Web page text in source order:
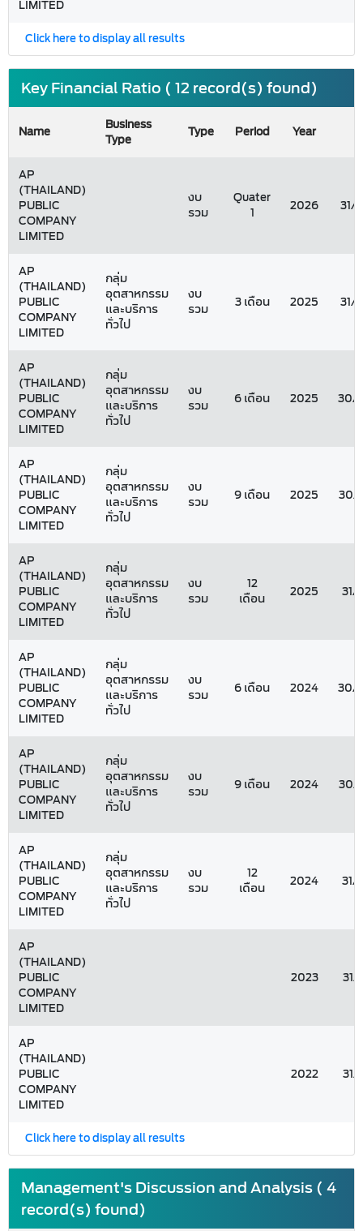
LIMITED
Click here to display all results
Key Financial Ratio ( 12 record(s) found)
Name
Business
Type
Type Period Year
AP
(THAILAND)
PUBLIC
COMPANY
LIMITED
งบ
รวม
Quater
1
2026 31/
AP
(THAILAND)
PUBLIC
COMPANY
LIMITED
กลุ่ม
อุตสาหกรรม
และบริการ
ทั่วไป
งบ
รวม
3 เดือน 2025 31/
AP
(THAILAND)
PUBLIC
COMPANY
LIMITED
กลุ่ม
อุตสาหกรรม
และบริการ
ทั่วไป
งบ
รวม
6 เดือน 2025 30/
AP
(THAILAND)
PUBLIC
COMPANY
LIMITED
กลุ่ม
อุตสาหกรรม
และบริการ
ทั่วไป
งบ
รวม
9 เดือน 2025 30/
AP
(THAILAND)
PUBLIC
COMPANY
LIMITED
กลุ่ม
อุตสาหกรรม
และบริการ
ทั่วไป
งบ
รวม
12
เดือน
2025 31/
AP
(THAILAND)
PUBLIC
COMPANY
LIMITED
กลุ่ม
อุตสาหกรรม
และบริการ
ทั่วไป
งบ
รวม
6 เดือน 2024 30/
AP
(THAILAND)
PUBLIC
COMPANY
LIMITED
กลุ่ม
อุตสาหกรรม
และบริการ
ทั่วไป
งบ
รวม
9 เดือน 2024 30/
AP
(THAILAND)
PUBLIC
COMPANY
LIMITED
กลุ่ม
อุตสาหกรรม
และบริการ
ทั่วไป
งบ
รวม
12
เดือน
2024 31/
AP
(THAILAND)
PUBLIC
COMPANY
LIMITED
2023 31/
AP
(THAILAND)
PUBLIC
COMPANY
LIMITED
2022 31/
Click here to display all results
Management's Discussion and Analysis ( 4
record(s) found)